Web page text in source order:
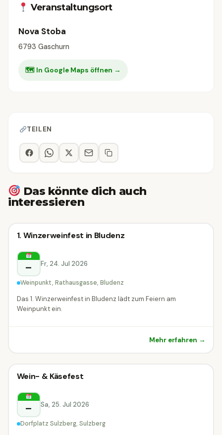
Veranstaltungsort
Nova Stoba
6793 Gaschurn
🗺 In Google Maps öffnen →
TEILEN
Das könnte dich auch
interessieren
Weinfest
Bludenz
Weinfest
1. Winzerweinfest in Bludenz
– Fr, 24. Jul 2026
Weinpunkt, Rathausgasse, Bludenz
Das 1. Winzerweinfest in Bludenz lädt zum Feiern am
Weinpunkt ein.
Mehr erfahren →
Weinfest
Sulzberg
Weinfest
Wein- & Käsefest
– Sa, 25. Jul 2026
Dorfplatz Sulzberg, Sulzberg